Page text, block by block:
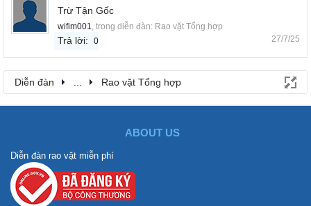
Trừ Tận Gốc
wifim001, trong diễn đàn: Rao vặt Tổng hợp
Trả lời: 0 27/7/25
Diễn đàn ... Rao vặt Tổng hợp
ABOUT US
Diễn đàn rao vặt miễn phí